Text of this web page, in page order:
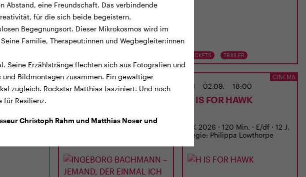
TICKETS TRAILER
LUNCHKINO
E/df · 12 J.
CINEMA
MI 02.09. 15:00
ICH WAR
CINEMA
MI 02.09. 18:00
H IS FOR HAWK
UK 2026 · 120 Min. · E/df · 12 J.
Regie: Philippa Lowthorpe
Abstand, eine Freundschaft. Das verbindende
für die sich beide begeistern.
Begegnungsort. Dieser Mikrokosmos wird im
Familie, Therapeut:innen und Wegbegleiter:innen
Seine Erzählstränge flechten sich aus Fotografien und
und Bildmontagen zusammen. Ein gewaltiger
zugleich. Rockstar Matthias fasziniert. Und noch
für Resilienz.
Christoph Rahm und Matthias Noser und